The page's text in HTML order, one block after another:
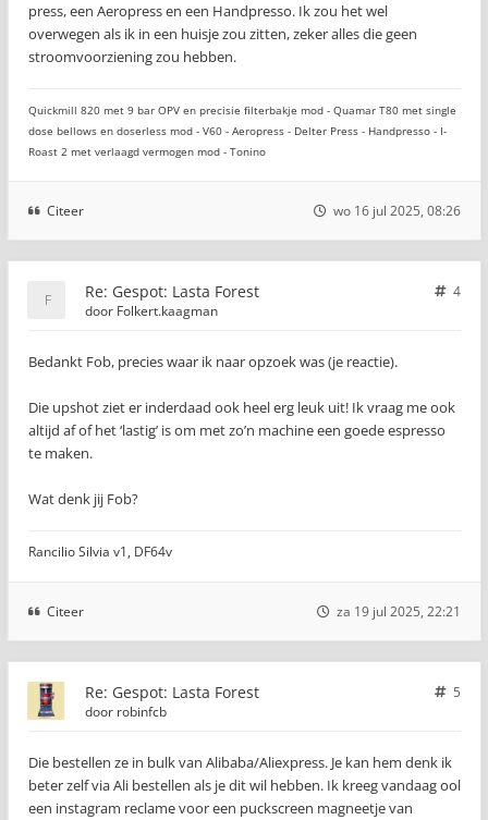
press, een Aeropress en een Handpresso. Ik zou het wel
overwegen als ik in een huisje zou zitten, zeker alles die geen
stroomvoorziening zou hebben.
Quickmill 820 met 9 bar OPV en precisie filterbakje mod - Quamar T80 met single
dose bellows en doserless mod - V60 - Aeropress - Delter Press - Handpresso - I-
Roast 2 met verlaagd vermogen mod - Tonino
Citeer wo 16 jul 2025, 08:26
Re: Gespot: Lasta Forest
4
door Folkert.kaagman
Bedankt Fob, precies waar ik naar opzoek was (je reactie).
Die upshot ziet er inderdaad ook heel erg leuk uit! Ik vraag me ook
altijd af of het ‘lastig’ is om met zo’n machine een goede espresso
te maken.
Wat denk jij Fob?
Rancilio Silvia v1, DF64v
Citeer za 19 jul 2025, 22:21
Re: Gespot: Lasta Forest
5
door robinfcb
Die bestellen ze in bulk van Alibaba/Aliexpress. Je kan hem denk ik
beter zelf via Ali bestellen als je dit wil hebben. Ik kreeg vandaag ool
een instagram reclame voor een puckscreen magneetje van